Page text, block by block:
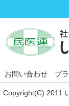
お問い合わせ プ
Copyright(C) 2011